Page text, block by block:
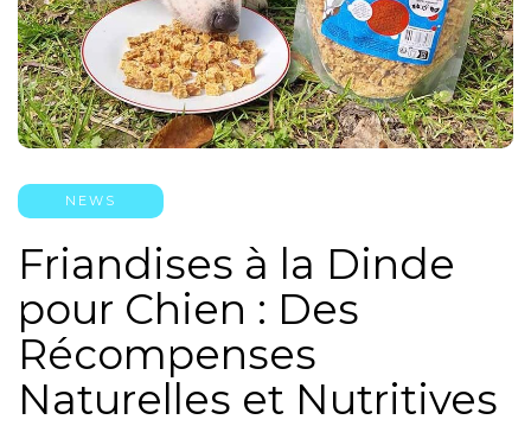
NEWS
Friandises à la Dinde
pour Chien : Des
Récompenses
Naturelles et Nutritives